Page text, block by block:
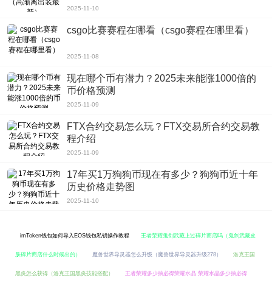
易官网最新版一起战斗是为了开心!
版本:v1.0.21
1、一个新的职业精神小屋罢工，半人，半恶魔，幽灵般的形象，和一个战场收
2、打开美容系统，八位绝对的美女来了，大唐的江河湖海温暖而温柔。
3、打开骑战系统，用铁骑杀死城市，创造一个豪华的老师，一起进攻城市和撤
4、打开丹阳战场，10人骑马冲杀，战略和行动必胜。
2025-11-10
csgo比赛赛程在哪看（csgo赛程在哪里看）
2025-11-08
现在哪个币有潜力？2025未来能涨1000倍的
币价格预测
2025-11-09
FTX合约交易怎么玩？FTX交易所合约交易教
程介绍
2025-11-09
17年买1万狗狗币现在有多少？狗狗币近十年
历史价格走势图
2025-11-10
imToken钱包如何导入EOS钱包私钥操作教程 王者荣耀鬼剑武藏上过碎片商店吗（鬼剑武藏皮
肤碎片商店什么时候出的） 魔兽世界导灵器怎么升级（魔兽世界导灵器升级278） 洛克王国
黑炎怎么获得（洛克王国黑炎技能搭配） 王者荣耀多少抽必得荣耀水晶 荣耀水晶多少抽必得